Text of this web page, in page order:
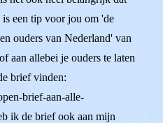
een tip voor jou om 'de
ouders van Nederland' van
aan allebei je ouders te laten
brief vinden:
brief-aan-alle-
ik de brief ook aan mijn